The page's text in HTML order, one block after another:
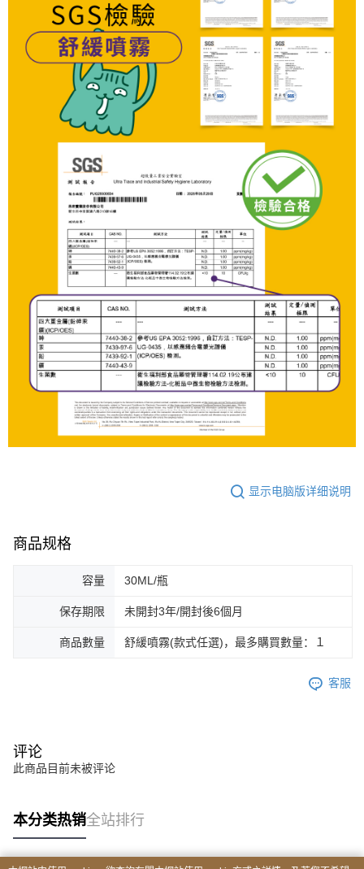
显示电脑版详细说明
商品规格
容量 30ML/瓶
保存期限 未開封3年/開封後6個月
商品數量 舒緩噴霧(款式任選)，最多購買數量：１
客服
评论
此商品目前未被评论
本分类热销全站排行